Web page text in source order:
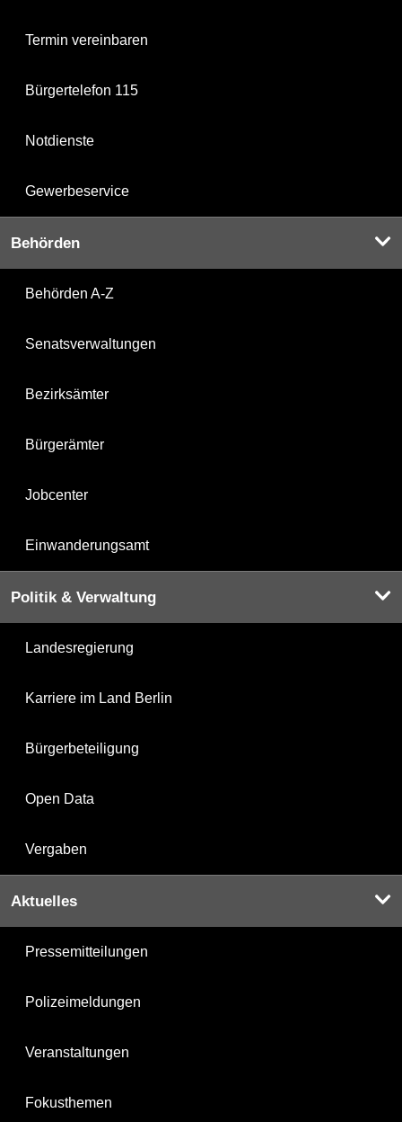
Termin vereinbaren
Bürgertelefon 115
Notdienste
Gewerbeservice
Behörden
Behörden A-Z
Senatsverwaltungen
Bezirksämter
Bürgerämter
Jobcenter
Einwanderungsamt
Politik & Verwaltung
Landesregierung
Karriere im Land Berlin
Bürgerbeteiligung
Open Data
Vergaben
Aktuelles
Pressemitteilungen
Polizeimeldungen
Veranstaltungen
Fokusthemen